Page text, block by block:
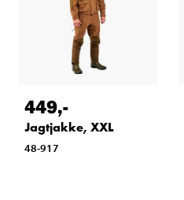
449,-
Jagtjakke, XXL
48-917